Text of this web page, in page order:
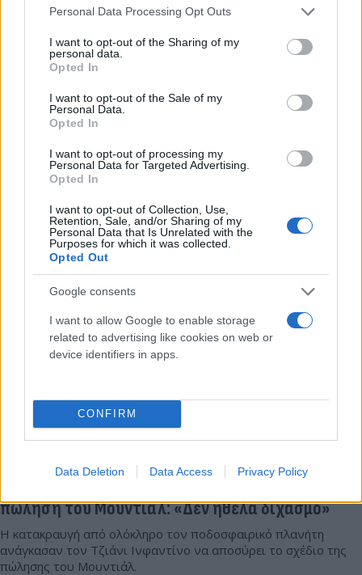
Please note that this website/app uses one or more Google
not limited to your visit or usage behaviour. You may click to
grant or deny consent to Google and its third-party tags to
use your data for below specified purposes in below Google
consent section.
Personal Data Processing Opt Outs
I want to opt-out of the Sharing of my
personal data.
Opted In
I want to opt-out of the Sale of my
Personal Data.
Opted In
I want to opt-out of processing my
Personal Data for Targeted Advertising.
Opted In
I want to opt-out of Collection, Use,
Retention, Sale, and/or Sharing of my
Personal Data that Is Unrelated with the
Purposes for which it was collected.
Opted Out
Google consents
I want to allow Google to enable storage
related to advertising like cookies on web or
device identifiers in apps.
CONFIRM
Data Deletion Data Access Privacy Policy
Ο Σεπ Μπλάτερ εξαπόλυσε πυρά κατά του
Ινφαντίνο: «Τα χρήματα δεν είναι αυτοσκοπός»
Ο πρώην πρόεδρος της FIFA κατακεραυνώνει τον νυν για την
πρόταση που είχε να πουλήσει δικαιώματα του Μουντιάλ σε
01.08.2026 11:20
Συντακτική
πώληση του Μουντιάλ: «Δεν ήθελα διχασμό»
Η κατακραυγή από ολόκληρο τον ποδοσφαιρικό πλανήτη
ανάγκασαν τον Τζιάνι Ινφαντίνο να αποσύρει το σχέδιο της
πώλησης του Μουντιάλ.